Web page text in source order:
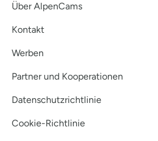
Über AlpenCams
Kontakt
Werben
Partner und Kooperationen
Datenschutzrichtlinie
Cookie-Richtlinie